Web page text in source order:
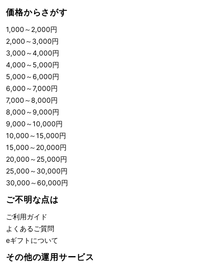
価格からさがす
1,000 ～ 2,000円
2,000 ～ 3,000円
3,000 ～4,000円
4,000 ～ 5,000円
5,000 ～ 6,000円
6,000 ～7,000円
7,000 ～8,000円
8,000 ～ 9,000円
9,000 ～10,000円
10,000 ～15,000円
15,000 ～ 20,000円
20,000 ～ 25,000円
25,000 ～ 30,000円
30,000 ～ 60,000円
ご不明な点は
ご利用ガイド
よくあるご質問
eギフトについて
その他の運用サービス